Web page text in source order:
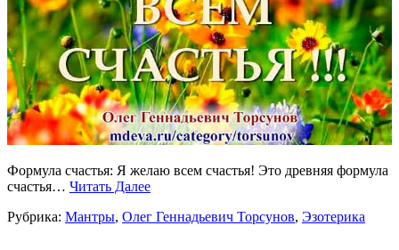
Формула счастья: Я желаю всем счастья! Это древняя формула
счастья… Читать Далее
Рубрика: Мантры, Олег Геннадьевич Торсунов, Эзотерика